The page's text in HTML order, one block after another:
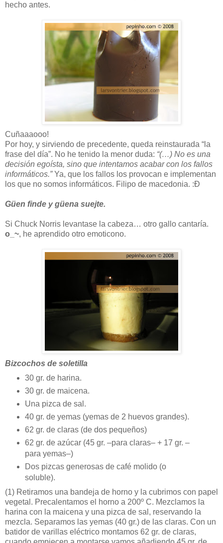
hecho antes.
Cuñaaaooo!
Por hoy, y sirviendo de precedente, queda reinstaurada “la
frase del día”. No he tenido la menor duda: “(…) No es una
decisión egoísta, sino que intentamos acabar con los fallos
informáticos.”Ya, que los fallos los provocan e implementan
los que no somos informáticos. Filipo de macedonia. :Đ
Güen finde y güena suejte.
Si Chuck Norris levantase la cabeza… otro gallo cantaría.
o_~, he aprendido otro emoticono.
Bizcochos de soletilla
30 gr. de harina.
30 gr. de maicena.
Una pizca de sal.
40 gr. de yemas (yemas de 2 huevos grandes).
62 gr. de claras (de dos pequeños)
62 gr. de azúcar (45 gr. –para claras– + 17 gr. –
para yemas–)
Dos pizcas generosas de café molido (o
soluble).
(1) Retiramos una bandeja de horno y la cubrimos con papel
vegetal. Precalentamos el horno a 200º C. Mezclamos la
harina con la maicena y una pizca de sal, reservando la
mezcla. Separamos las yemas (40 gr.) de las claras. Con un
batidor de varillas eléctrico montamos 62 gr. de claras,